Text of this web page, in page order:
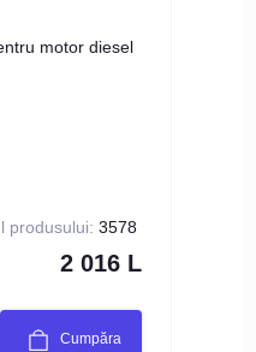
motor diesel
produsului: 3578
2 016 L
Cumpăra